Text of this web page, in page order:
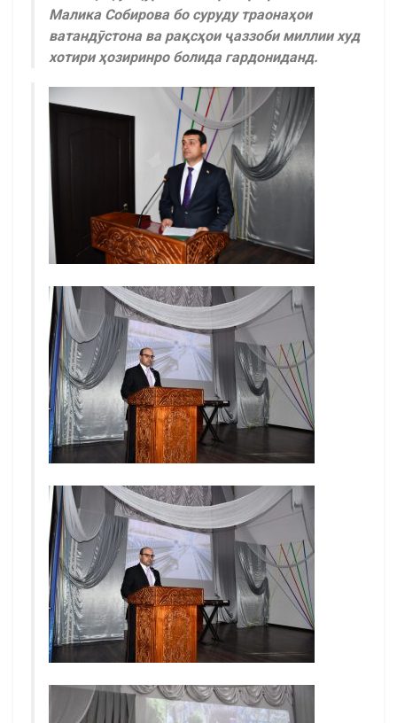
Малика Собирова бо суруду траонаҳои
ватандӯстона ва рақсҳои ҷаззоби миллии худ
хотири ҳозиринро болида гардониданд.